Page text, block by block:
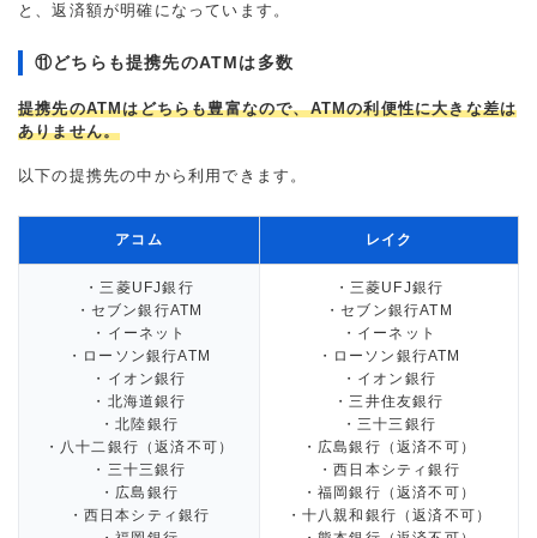
と、返済額が明確になっています。
⑪どちらも提携先のATMは多数
提携先のATMはどちらも豊富なので、ATMの利便性に大きな差は
ありません。
以下の提携先の中から利用できます。
アコム レイク
・三菱UFJ銀行
・セブン銀行ATM
・イーネット
・ローソン銀行ATM
・イオン銀行
・北海道銀行
・北陸銀行
・八十二銀行（返済不可）
・三十三銀行
・広島銀行
・西日本シティ銀行
・三菱UFJ銀行
・セブン銀行ATM
・イーネット
・ローソン銀行ATM
・イオン銀行
・三井住友銀行
・三十三銀行
・広島銀行（返済不可）
・西日本シティ銀行
・福岡銀行（返済不可）
・十八親和銀行（返済不可）